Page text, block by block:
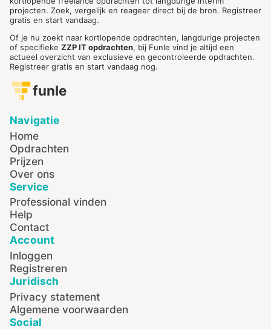
projecten. Zoek, vergelijk en reageer direct bij de bron. Registreer
gratis en start vandaag.
Of je nu zoekt naar kortlopende opdrachten, langdurige projecten
of specifieke ZZP IT opdrachten, bij Funle vind je altijd een
actueel overzicht van exclusieve en gecontroleerde opdrachten.
Registreer gratis en start vandaag nog.
funle
Navigatie
Home
Opdrachten
Prijzen
Over ons
Service
Professional vinden
Help
Contact
Account
Inloggen
Registreren
Juridisch
Privacy statement
Algemene voorwaarden
Social